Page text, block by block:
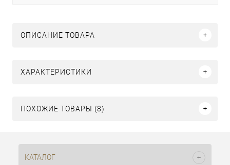
ОПИСАНИЕ ТОВАРА
ХАРАКТЕРИСТИКИ
ПОХОЖИЕ ТОВАРЫ (8)
КАТАЛОГ